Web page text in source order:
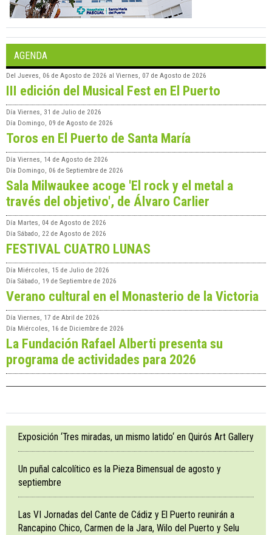
AGENDA
Del Jueves, 06 de Agosto de 2026 al Viernes, 07 de Agosto de 2026
III edición del Musical Fest en El Puerto
Día Viernes, 31 de Julio de 2026
Día Domingo, 09 de Agosto de 2026
Toros en El Puerto de Santa María
Día Viernes, 14 de Agosto de 2026
Día Domingo, 06 de Septiembre de 2026
Sala Milwaukee acoge 'El rock y el metal a
través del objetivo', de Álvaro Carlier
Día Martes, 04 de Agosto de 2026
Día Sábado, 22 de Agosto de 2026
FESTIVAL CUATRO LUNAS
Día Miércoles, 15 de Julio de 2026
Día Sábado, 19 de Septiembre de 2026
Verano cultural en el Monasterio de la Victoria
Día Viernes, 17 de Abril de 2026
Día Miércoles, 16 de Diciembre de 2026
La Fundación Rafael Alberti presenta su
programa de actividades para 2026
Exposición ‘Tres miradas, un mismo latido‘ en Quirós Art Gallery
Un puñal calcolítico es la Pieza Bimensual de agosto y
septiembre
Las VI Jornadas del Cante de Cádiz y El Puerto reunirán a
Rancapino Chico, Carmen de la Jara, Wilo del Puerto y Selu